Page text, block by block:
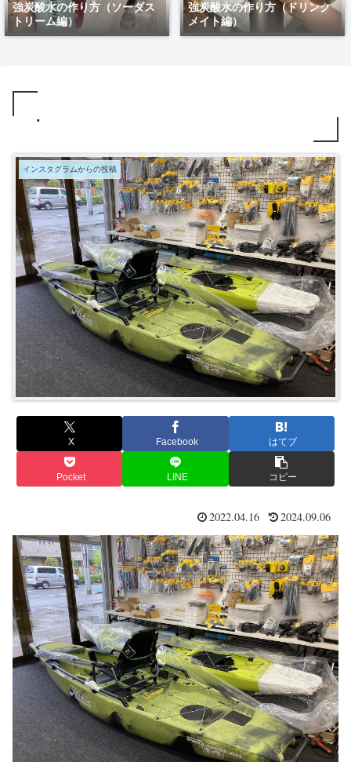
強炭酸水の作り方（ソーダス
トリーム編）
強炭酸水の作り方（ドリンク
メイト編）
.
インスタグラムからの投稿
X Facebook はてブ
Pocket LINE コピー
2022.04.16 2024.09.06